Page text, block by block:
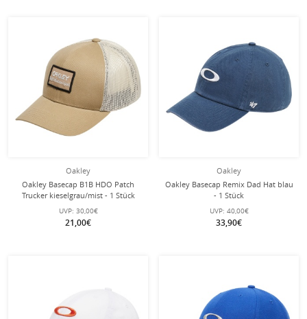
Oakley
Oakley Basecap B1B HDO Patch
Trucker kieselgrau/mist - 1 Stück
UVP: 30,00€
21,00€
Oakley
Oakley Basecap Remix Dad Hat blau
- 1 Stück
UVP: 40,00€
33,90€